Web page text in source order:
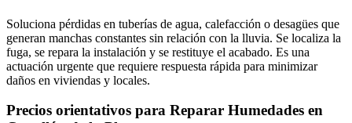
Soluciona pérdidas en tuberías de agua, calefacción o desagües que
generan manchas constantes sin relación con la lluvia. Se localiza la
fuga, se repara la instalación y se restituye el acabado. Es una
actuación urgente que requiere respuesta rápida para minimizar
daños en viviendas y locales.
Precios orientativos para Reparar Humedades en